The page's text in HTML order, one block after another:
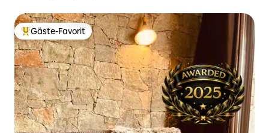
Beliebter Gäste-Favorit.
Gäste-Favorit